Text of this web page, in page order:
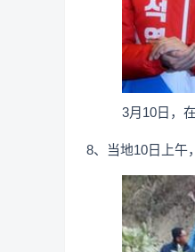
3月10日，
8、当地10日上午